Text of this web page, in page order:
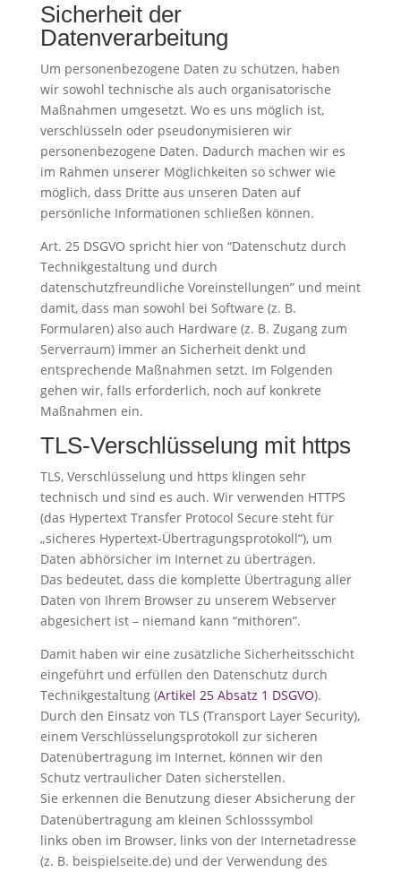
Sicherheit der
Datenverarbeitung
Um personenbezogene Daten zu schützen, haben
wir sowohl technische als auch organisatorische
Maßnahmen umgesetzt. Wo es uns möglich ist,
verschlüsseln oder pseudonymisieren wir
personenbezogene Daten. Dadurch machen wir es
im Rahmen unserer Möglichkeiten so schwer wie
möglich, dass Dritte aus unseren Daten auf
persönliche Informationen schließen können.
Art. 25 DSGVO spricht hier von “Datenschutz durch
Technikgestaltung und durch
datenschutzfreundliche Voreinstellungen” und meint
damit, dass man sowohl bei Software (z. B.
Formularen) also auch Hardware (z. B. Zugang zum
Serverraum) immer an Sicherheit denkt und
entsprechende Maßnahmen setzt. Im Folgenden
gehen wir, falls erforderlich, noch auf konkrete
Maßnahmen ein.
TLS-Verschlüsselung mit https
TLS, Verschlüsselung und https klingen sehr
technisch und sind es auch. Wir verwenden HTTPS
(das Hypertext Transfer Protocol Secure steht für
„sicheres Hypertext-Übertragungsprotokoll“), um
Daten abhörsicher im Internet zu übertragen.
Das bedeutet, dass die komplette Übertragung aller
Daten von Ihrem Browser zu unserem Webserver
abgesichert ist – niemand kann “mithören”.
Damit haben wir eine zusätzliche Sicherheitsschicht
eingeführt und erfüllen den Datenschutz durch
Technikgestaltung (Artikel 25 Absatz 1 DSGVO).
Durch den Einsatz von TLS (Transport Layer Security),
einem Verschlüsselungsprotokoll zur sicheren
Datenübertragung im Internet, können wir den
Schutz vertraulicher Daten sicherstellen.
Sie erkennen die Benutzung dieser Absicherung der
Datenübertragung am kleinen Schlosssymbol
links oben im Browser, links von der Internetadresse
(z. B. beispielseite.de) und der Verwendung des